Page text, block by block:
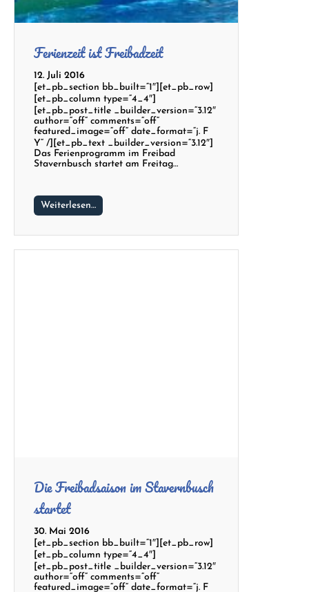
Ferienzeit ist Freibadzeit
12. Juli 2016
[et_pb_section bb_built=“1″][et_pb_row]
[et_pb_column type=“4_4″]
[et_pb_post_title _builder_version=“3.12″
author=“off“ comments=“off“
featured_image=“off“ date_format=“j. F
Y“ /][et_pb_text _builder_version=“3.12″]
Das Ferienprogramm im Freibad
Stavernbusch startet am Freitag…
Weiterlesen…
Die Freibadsaison im Stavernbusch
startet
30. Mai 2016
[et_pb_section bb_built=“1″][et_pb_row]
[et_pb_column type=“4_4″]
[et_pb_post_title _builder_version=“3.12″
author=“off“ comments=“off“
featured_image=“off“ date_format=“j. F